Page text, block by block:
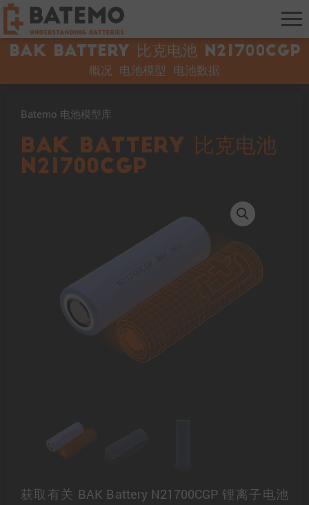
BAK Battery 比克电池 N21700CGP
概况 电池模型 电池数据
Batemo 电池模型库
BAK Battery 比克电池
N21700CGP
获取有关 BAK Battery N21700CGP 锂离子电池